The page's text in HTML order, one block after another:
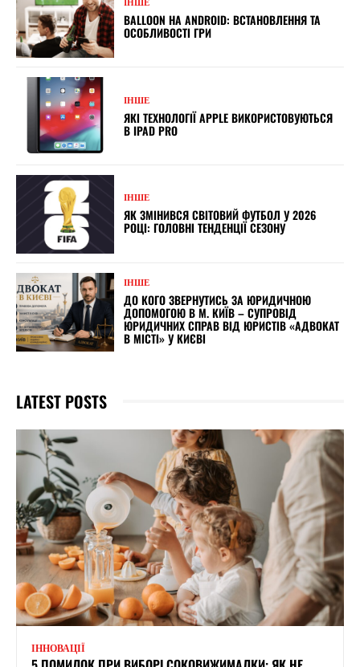
ІНШЕ
BALLOON НА ANDROID: ВСТАНОВЛЕННЯ ТА
ОСОБЛИВОСТІ ГРИ
ІНШЕ
ЯКІ ТЕХНОЛОГІЇ APPLE ВИКОРИСТОВУЮТЬСЯ
В IPAD PRO
ІНШЕ
ЯК ЗМІНИВСЯ СВІТОВИЙ ФУТБОЛ У 2026
РОЦІ: ГОЛОВНІ ТЕНДЕНЦІЇ СЕЗОНУ
ІНШЕ
ДО КОГО ЗВЕРНУТИСЬ ЗА ЮРИДИЧНОЮ
ДОПОМОГОЮ В М. КИЇВ – СУПРОВІД
ЮРИДИЧНИХ СПРАВ ВІД ЮРИСТІВ «АДВОКАТ
В МІСТІ» У КИЄВІ
LATEST POSTS
ІННОВАЦІЇ